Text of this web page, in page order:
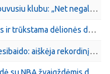
„Žalgirietis“ Capanas prieš akistatą su buvusiu klubu: „Net negalėjau apie tai svajoti“
Veiksmai po fiasko: naujas „Ryto“ veidas ir trūkstama dėlionės dalis
„Torino“ laiko Gineičio kainą, „Celtic“ nesibaido: aiškėja rekordinį sandorį lemsiantys faktoriai